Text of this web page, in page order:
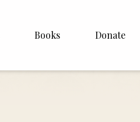
Books Donate